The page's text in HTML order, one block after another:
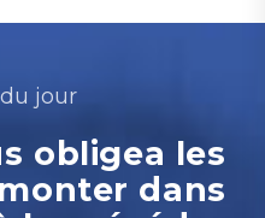
jour
obligea les
dans